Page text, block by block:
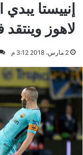
إنييستا
لاهوز وينتقد
2 مارس، 2018 3:12 م